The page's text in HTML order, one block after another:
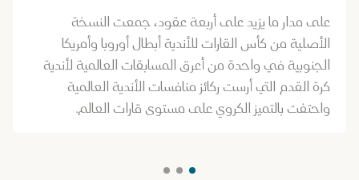
على مدار ما يزيد على أربعة عقود، جمعت النسخة
الأصلية من كأس القارات للأندية أبطال أوروبا وأمريكا
الجنوبية في واحدة من أعرق المسابقات العالمية لأندية
كرة القدم التي أرست ركائز منافسات الأندية العالمية
واحتفت بالتميز الكروي على مستوى قارات العالم.